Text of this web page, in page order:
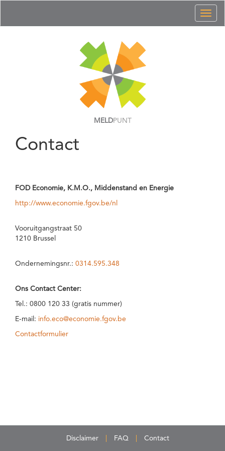
MELDPUNT
Contact
FOD Economie, K.M.O., Middenstand en Energie
http://www.economie.fgov.be/nl
Vooruitgangstraat 50
1210 Brussel
Ondernemingsnr.: 0314.595.348
Ons Contact Center:
Tel.: 0800 120 33 (gratis nummer)
E-mail: info.eco@economie.fgov.be
Contactformulier
Disclaimer FAQ Contact